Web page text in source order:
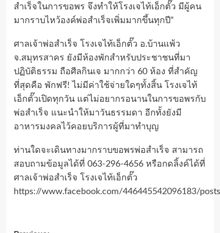
สำเร็จในการขอพร จึงทำให้โรงเจไท้เอ็กตั๊ว มีผู้คน
มากราบไหว้องค์พ่อสำเร็จเพิ่มมากขึ้นทุกปี”
ศาลเจ้าพ่อสำเร็จ โรงเจไท้เอ็กตั๊ว อ.บ้านแพ้ว
จ.สมุทรสาคร ยังมีห้องพักสำหรับประชาชนที่มา
ปฏิบัติธรรม ถือศีลกินเจ มากกว่า 60 ห้อง ที่สำคัญ
ที่สุดคือ พักฟรี! ไม่มีค่าใช้จ่ายใดๆทั้งสิ้น โรงเจไท้
เอ็กตั๊วเปิดทุกวัน แต่ไม่อยากรอนานในการขอพรกับ
พ่อสำเร็จ แนะนำให้มาวันธรรมดา อีกทั้งยังมี
อาหารมงคลไว้คอยบริการผู้ที่มาทำบุญ
ท่านใดจะเดินทางมากราบขอพรพ่อสำเร็จ สามารถ
สอบถามข้อมูลได้ที่ 063-296-4656 หรือกดลิ้งค์ได้ที่
ศาลเจ้าพ่อสำเร็จ โรงเจไท้เอ็กตั๊ว
https://www.facebook.com/446445542096183/